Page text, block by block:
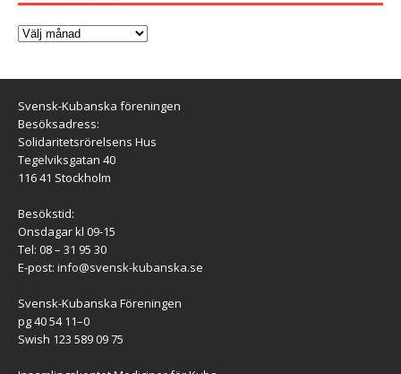
Svensk-Kubanska föreningen
Besöksadress:
Solidaritetsrörelsens Hus
Tegelviksgatan 40
116 41 Stockholm
Besökstid:
Onsdagar kl 09-15
Tel: 08 – 31 95 30
E-post: info@svensk-kubanska.se
Svensk-Kubanska Föreningen
pg 40 54 11–0
Swish 123 589 09 75